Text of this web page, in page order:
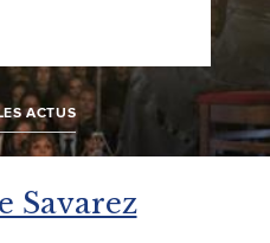
ACTUS
Savarez